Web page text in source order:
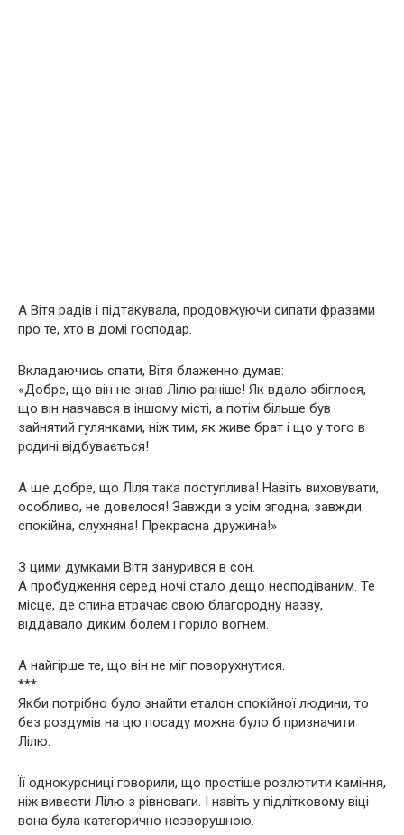
А Вітя радів і підтакувала, продовжуючи сипати фразами
про те, хто в домі господар.
Вкладаючись спати, Вітя блаженно думав:
«Добре, що він не знав Лілю раніше! Як вдало збіглося,
що він навчався в іншому місті, а потім більше був
зайнятий гулянками, ніж тим, як живе брат і що у того в
родині відбувається!
А ще добре, що Ліля така поступлива! Навіть виховувати,
особливо, не довелося! Завжди з усім згодна, завжди
спокійна, слухняна! Прекрасна дружина!»
З цими думками Вітя занурився в сон.
А пробудження серед ночі стало дещо несподіваним. Те
місце, де спина втрачає свою благородну назву,
віддавало диким болем і горіло вогнем.
А найгірше те, що він не міг поворухнутися.
***
Якби потрібно було знайти еталон спокійної людини, то
без роздумів на цю посаду можна було б призначити
Лілю.
Її однокурсниці говорили, що простіше розлютити каміння,
ніж вивести Лілю з рівноваги. І навіть у підлітковому віці
вона була категорично незворушною.